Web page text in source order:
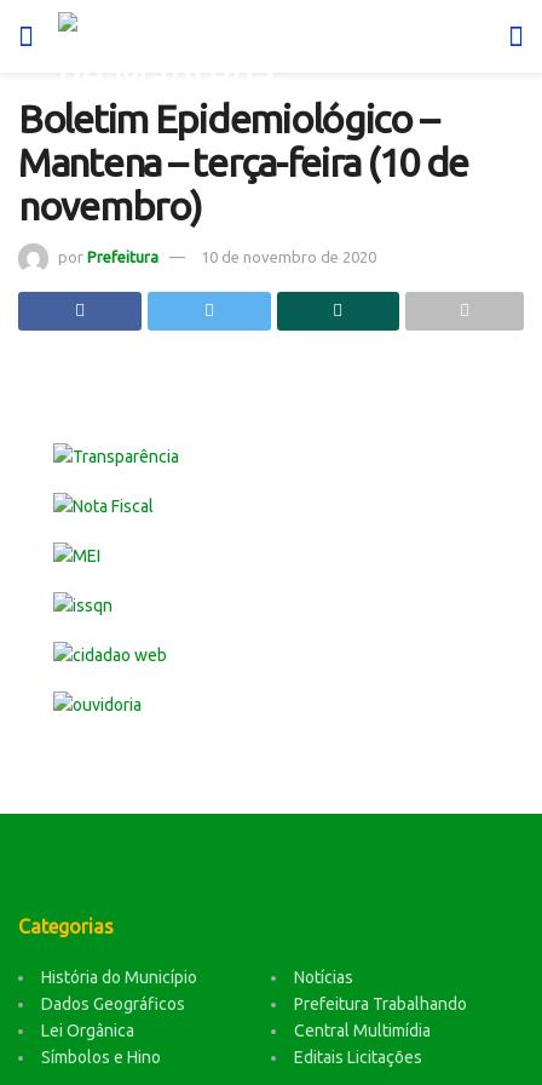
Boletim Epidemiológico –
Mantena – terça-feira (10 de
novembro)
por Prefeitura 10 de novembro de 2020
Categorias
História do Município
Dados Geográficos
Lei Orgânica
Símbolos e Hino
Notícias
Prefeitura Trabalhando
Central Multimídia
Editais Licitações